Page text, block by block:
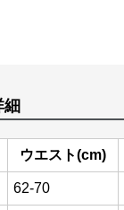
ウエスト(cm)
62-70